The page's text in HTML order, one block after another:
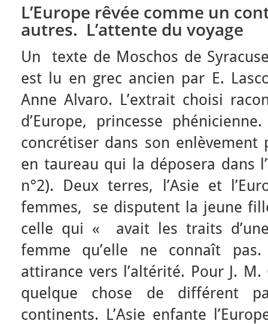
L’Europe rêvée comme un
autres. L’attente du voyage
Un texte de Moschos de
est lu en grec ancien par E.
Anne Alvaro. L’extrait choisi
d’Europe, princesse
concrétiser dans son enlèvement
en taureau qui la déposera dans
n°2). Deux terres, l’Asie et
femmes, se disputent la jeune
celle qui « avait les traits
femme qu’elle ne connaît
attirance vers l’altérité. Pour J. M.
quelque chose de différent
continents. L’Asie enfante